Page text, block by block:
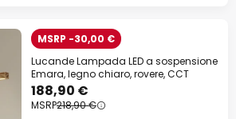
MSRP -30,00 €
Lucande Lampada LED a sospensione
Emara, legno chiaro, rovere, CCT
188,90 €
MSRP218,90 €